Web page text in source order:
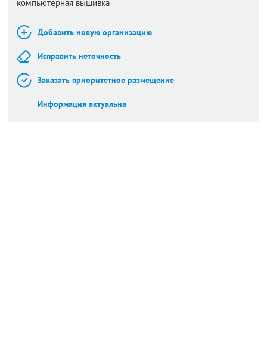
компьютерная вышивка
Добавить новую организацию
Исправить неточность
Заказать приоритетное размещение
Информация актуальна